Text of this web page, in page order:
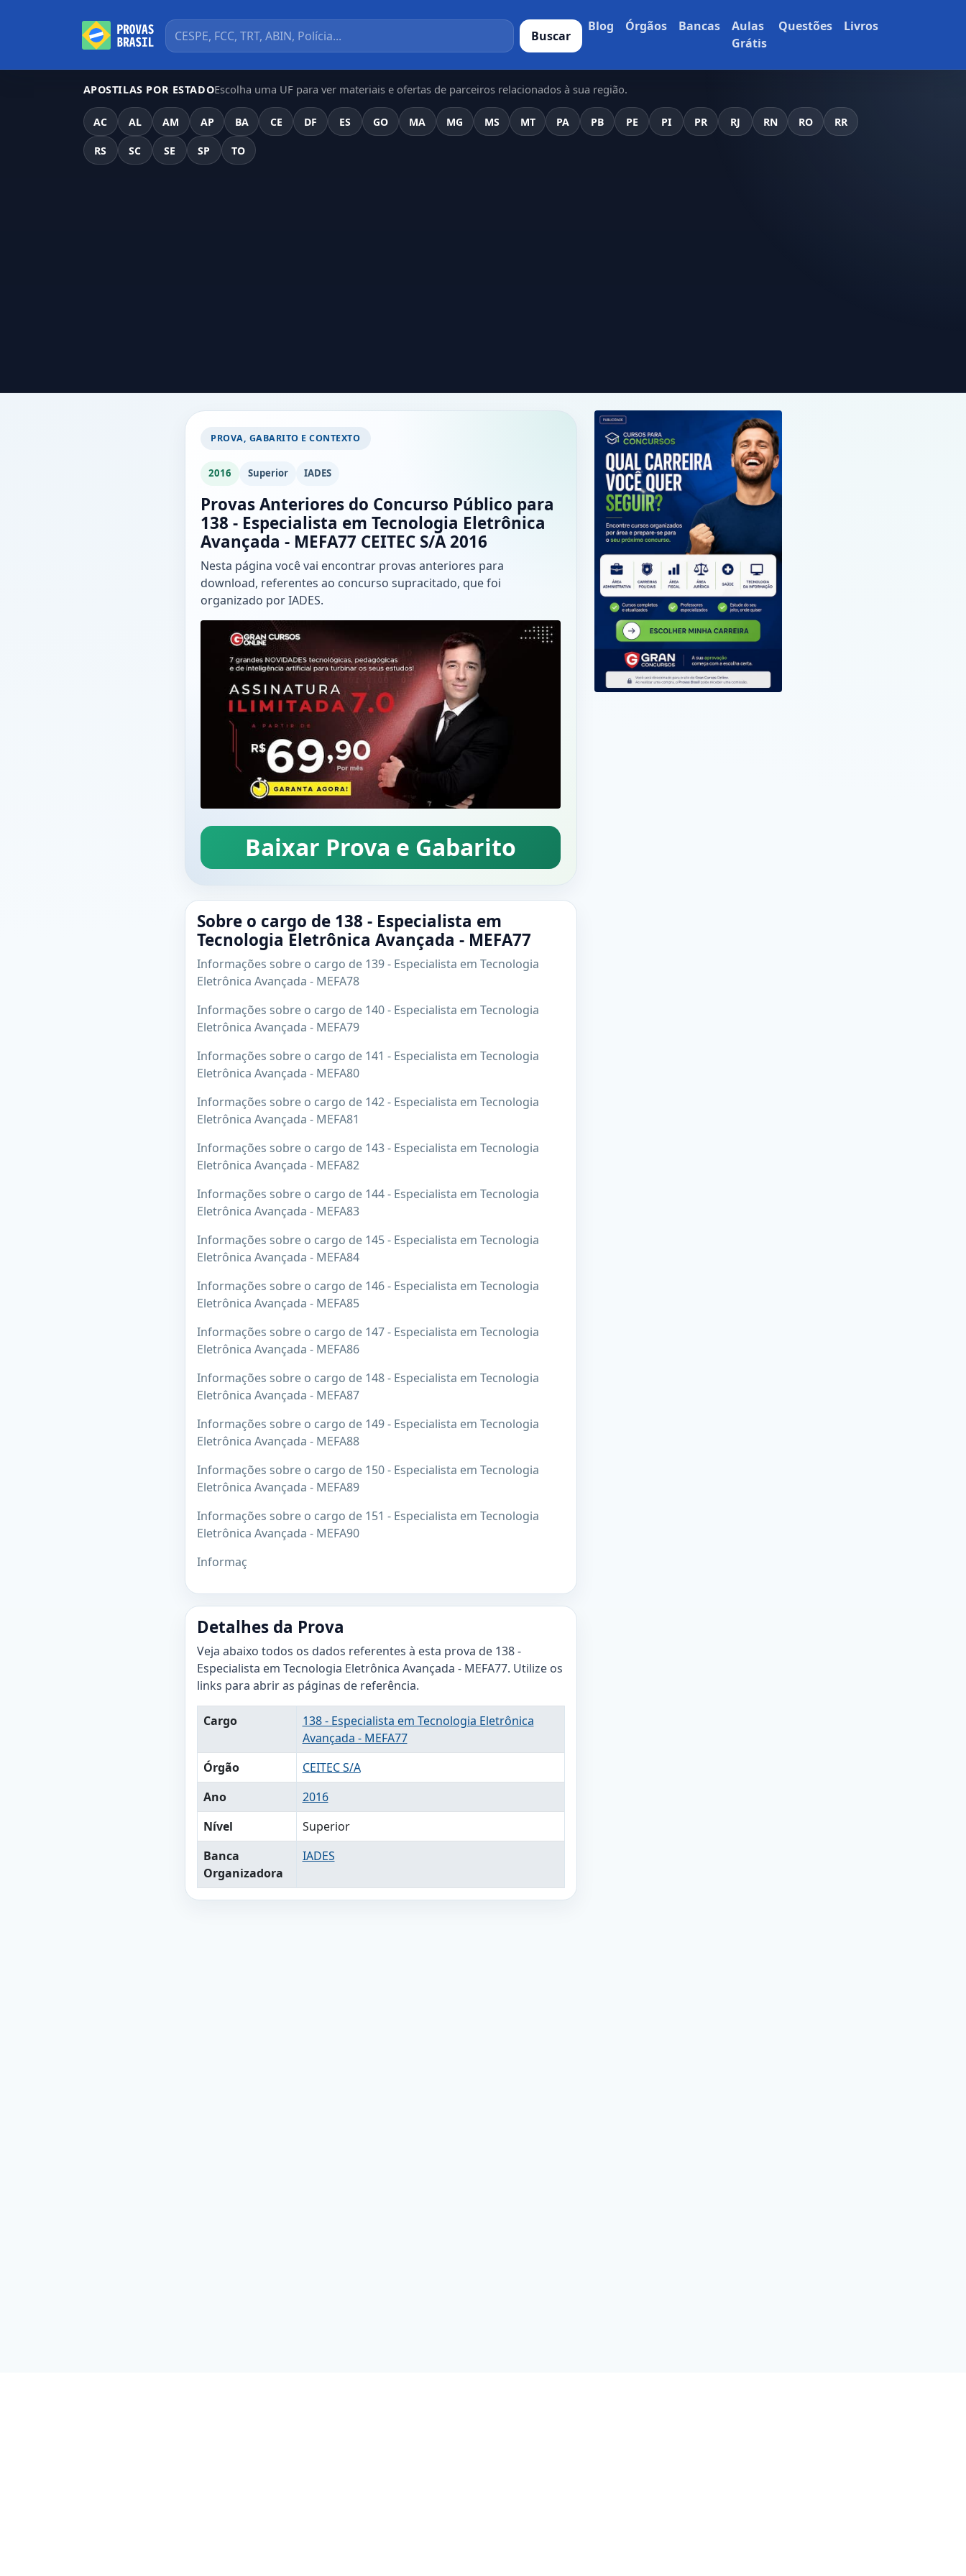
Buscar
Blog Órgãos Bancas
Aulas
Grátis
Questões Livros
APOSTILAS POR ESTADOEscolha uma UF para ver materiais e ofertas de parceiros relacionados à sua região.
AC AL AM AP BA CE DF ES GO MA MG MS MT PA PB PE PI PR RJ RN RO RR
RS SC SE SP TO
PROVA, GABARITO E CONTEXTO
2016 Superior IADES
Provas Anteriores do Concurso Público para
138 - Especialista em Tecnologia Eletrônica
Avançada - MEFA77 CEITEC S/A 2016
Nesta página você vai encontrar provas anteriores para
download, referentes ao concurso supracitado, que foi
organizado por IADES.
Baixar Prova e Gabarito
Sobre o cargo de 138 - Especialista em
Tecnologia Eletrônica Avançada - MEFA77
Informações sobre o cargo de 139 - Especialista em Tecnologia
Eletrônica Avançada - MEFA78
Informações sobre o cargo de 140 - Especialista em Tecnologia
Eletrônica Avançada - MEFA79
Informações sobre o cargo de 141 - Especialista em Tecnologia
Eletrônica Avançada - MEFA80
Informações sobre o cargo de 142 - Especialista em Tecnologia
Eletrônica Avançada - MEFA81
Informações sobre o cargo de 143 - Especialista em Tecnologia
Eletrônica Avançada - MEFA82
Informações sobre o cargo de 144 - Especialista em Tecnologia
Eletrônica Avançada - MEFA83
Informações sobre o cargo de 145 - Especialista em Tecnologia
Eletrônica Avançada - MEFA84
Informações sobre o cargo de 146 - Especialista em Tecnologia
Eletrônica Avançada - MEFA85
Informações sobre o cargo de 147 - Especialista em Tecnologia
Eletrônica Avançada - MEFA86
Informações sobre o cargo de 148 - Especialista em Tecnologia
Eletrônica Avançada - MEFA87
Informações sobre o cargo de 149 - Especialista em Tecnologia
Eletrônica Avançada - MEFA88
Informações sobre o cargo de 150 - Especialista em Tecnologia
Eletrônica Avançada - MEFA89
Informações sobre o cargo de 151 - Especialista em Tecnologia
Eletrônica Avançada - MEFA90
Informaç
Detalhes da Prova
Veja abaixo todos os dados referentes à esta prova de 138 -
Especialista em Tecnologia Eletrônica Avançada - MEFA77. Utilize os
links para abrir as páginas de referência.
Cargo
138 - Especialista em Tecnologia Eletrônica
Avançada - MEFA77
Órgão
CEITEC S/A
Ano
2016
Nível
Superior
Banca
Organizadora
IADES